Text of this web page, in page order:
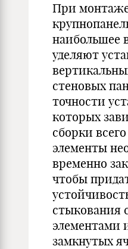
При
наибольшее
уделяют
стеновых
точности
которых
сборки
элементы
временно
чтобы
стыкования
элементами
замкнутых